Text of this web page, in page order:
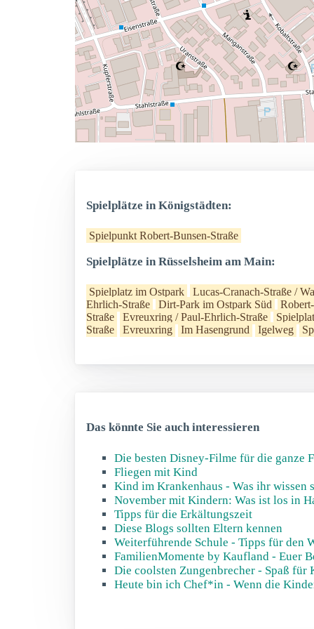
Spielplätze in Königstädten:
Spielpunkt Robert-Bunsen-Straße
Spielplätze in Rüsselsheim am Main:
Spielplatz im Ostpark
Lucas-Cranach-Straße /
Ehrlich-Straße
Dirt-Park im Ostpark Süd
Straße
Evreuxring / Paul-Ehrlich-Straße
Straße
Evreuxring Im Hasengrund Igelweg
Das könnte Sie auch interessieren
Die besten Disney-Filme für die ganze
Fliegen mit Kind
Kind im Krankenhaus - Was ihr wissen
November mit Kindern: Was ist los in
Tipps für die Erkältungszeit
Diese Blogs sollten Eltern kennen
Weiterführende Schule - Tipps für den
FamilienMomente by Kaufland - Euer
Die coolsten Zungenbrecher - Spaß für
Heute bin ich Chef*in - Wenn die